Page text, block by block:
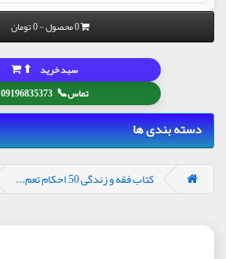
0 محصول - 0 تومان
تماس📞
09196835373
سبد خرید ⬆
دسته بندی ها
کتاب فقه و زندگی 50, احکام تعم...